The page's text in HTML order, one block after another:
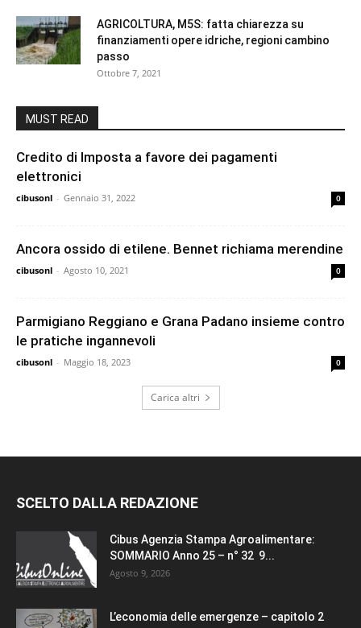
AGRICOLTURA, M5S: fatta chiarezza su
finanziamenti opere idriche, regioni cambino
passo
Ottobre 7, 2021
MUST READ
Credito di Imposta a favore dei pagamenti
elettronici
cibusonl - Gennaio 31, 2022 0
Ancora ossido di etilene. Bennet richiama merendine
cibusonl - Agosto 10, 2021 0
Parmigiano Reggiano e Grana Padano insieme contro
le pratiche ingannevoli
cibusonl - Maggio 18, 2023 0
Carica altri
SCELTO DALLA REDAZIONE
Cibus Agenzia Stampa Agroalimentare:
SOMMARIO Anno 25 – n° 32 9...
Agosto 9, 2026
L’economia delle emergenze – capitolo 2